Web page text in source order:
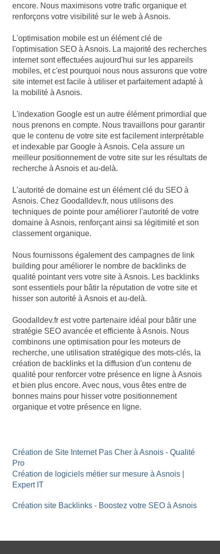
encore. Nous maximisons votre trafic organique et
renforçons votre visibilité sur le web à Asnois.
L'optimisation mobile est un élément clé de
l'optimisation SEO à Asnois. La majorité des recherches
internet sont effectuées aujourd'hui sur les appareils
mobiles, et c'est pourquoi nous nous assurons que votre
site internet est facile à utiliser et parfaitement adapté à
la mobilité à Asnois.
L'indexation Google est un autre élément primordial que
nous prenons en compte. Nous travaillons pour garantir
que le contenu de votre site est facilement interprétable
et indexable par Google à Asnois. Cela assure un
meilleur positionnement de votre site sur les résultats de
recherche à Asnois et au-delà.
L'autorité de domaine est un élément clé du SEO à
Asnois. Chez Goodalldev.fr, nous utilisons des
techniques de pointe pour améliorer l'autorité de votre
domaine à Asnois, renforçant ainsi sa légitimité et son
classement organique.
Nous fournissons également des campagnes de link
building pour améliorer le nombre de backlinks de
qualité pointant vers votre site à Asnois. Les backlinks
sont essentiels pour bâtir la réputation de votre site et
hisser son autorité à Asnois et au-delà.
Goodalldev.fr est votre partenaire idéal pour bâtir une
stratégie SEO avancée et efficiente à Asnois. Nous
combinons une optimisation pour les moteurs de
recherche, une utilisation stratégique des mots-clés, la
création de backlinks et la diffusion d'un contenu de
qualité pour renforcer votre présence en ligne à Asnois
et bien plus encore. Avec nous, vous êtes entre de
bonnes mains pour hisser votre positionnement
organique et votre présence en ligne.
Création de Site Internet Pas Cher à Asnois - Qualité
Pro
Création de logiciels métier sur mesure à Asnois |
Expert IT
Création site Backlinks - Boostez votre SEO à Asnois